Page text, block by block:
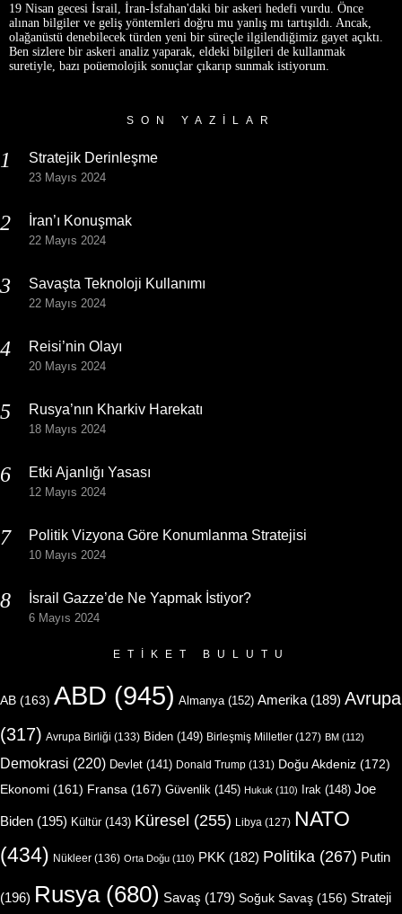
19 Nisan gecesi İsrail, İran-İsfahan'daki bir askeri hedefi vurdu. Önce
alınan bilgiler ve geliş yöntemleri doğru mu yanlış mı tartışıldı. Ancak,
olağanüstü denebilecek türden yeni bir süreçle ilgilendiğimiz gayet açıktı.
Ben sizlere bir askeri analiz yaparak, eldeki bilgileri de kullanmak
suretiyle, bazı poüemolojik sonuçlar çıkarıp sunmak istiyorum.
SON YAZILAR
Stratejik Derinleşme
23 Mayıs 2024
İran’ı Konuşmak
22 Mayıs 2024
Savaşta Teknoloji Kullanımı
22 Mayıs 2024
Reisi’nin Olayı
20 Mayıs 2024
Rusya’nın Kharkiv Harekatı
18 Mayıs 2024
Etki Ajanlığı Yasası
12 Mayıs 2024
Politik Vizyona Göre Konumlanma Stratejisi
10 Mayıs 2024
İsrail Gazze’de Ne Yapmak İstiyor?
6 Mayıs 2024
ETIKET BULUTU
AB (163) ABD (945) Almanya (152) Amerika (189) Avrupa
(317) Avrupa Birliği (133) Biden (149) Birleşmiş Milletler (127) BM (112)
Demokrasi (220) Devlet (141) Donald Trump (131) Doğu Akdeniz (172)
Ekonomi (161) Fransa (167) Güvenlik (145) Hukuk (110) Irak (148) Joe
Biden (195) Kültür(143) Küresel (255) Libya (127) NATO
(434) Nükleer (136) Orta Doğu (110) PKK (182) Politika (267) Putin
(196) Rusya(680) Savaş (179) Soğuk Savaş (156) Strateji